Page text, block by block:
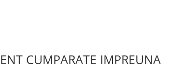
CUMPARATE IMPREUNA